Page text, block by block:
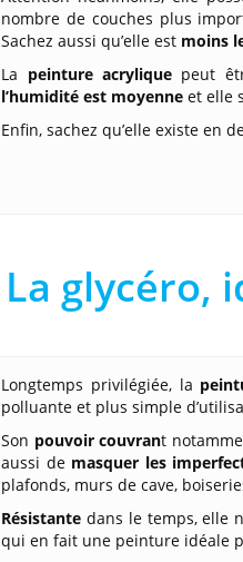
nombre de couches plus
Sachez aussi qu’elle est moins
La peinture acrylique peut
l’humidité est moyenneet elle
Enfin, sachez qu’elle existe en
La glycéro,
Longtemps privilégiée, la
polluante et plus simple
Son pouvoir couvrant
aussi de masquer les
plafonds, murs de cave,
Résistantedans le temps, elle
qui en fait une peinture idéale